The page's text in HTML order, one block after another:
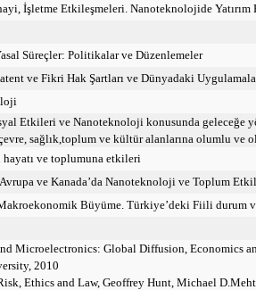
İşletme Etkileşmeleri. Nanoteknolojide Yatırım
Süreçler: Politikalar ve Düzenlemeler
ve Fikri Hak Şartları ve Dünyadaki
Etkileri ve Nanoteknoloji konusunda geleceğe
sağlık,toplum ve kültür alanlarına olumlu ve
ve toplumuna etkileri
ve Kanada’da Nanoteknoloji ve Toplum
Büyüme. Türkiye’deki Fiili durum
Microelectronics: Global Diffusion, Economics
2010
Ethics and Law, Geoffrey Hunt, Michael